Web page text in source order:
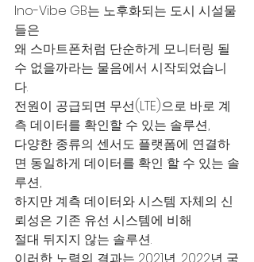
Ino-Vibe GB는 노후화되는 도시 시설물
들은
왜 스마트폰처럼 단순하게 모니터링 될
수 없을까라는 물음에서 시작되었습니
다.
전원이 공급되면 무선(LTE)으로 바로 계
측 데이터를 확인할 수 있는 솔루션,
다양한 종류의 센서도 플랫폼에 연결하
면 동일하게 데이터를 확인 할 수 있는 솔
루션,
하지만 계측 데이터와 시스템 자체의 신
뢰성은 기존 유선 시스템에 비해
절대 뒤지지 않는 솔루션.